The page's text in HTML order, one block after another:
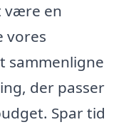
være en
vores
sammenligne
der passer
Spar tid